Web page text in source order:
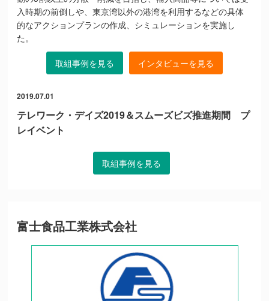
入時期の前倒しや、東京湾以外の港湾を利用するなどの具体
的なアクションプランの作成、シミュレーションを実施し
た。
取組事例を見る インタビューを見る
2019.07.01
テレワーク・デイズ2019＆スムーズビズ推進期間 プ
レイベント
取組事例を見る
富士食品工業株式会社